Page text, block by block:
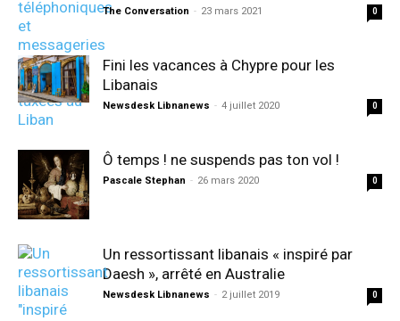
The Conversation - 23 mars 2021 0
Fini les vacances à Chypre pour les
Libanais
Newsdesk Libnanews - 4 juillet 2020 0
Ô temps ! ne suspends pas ton vol !
Pascale Stephan - 26 mars 2020 0
Un ressortissant libanais « inspiré par
Daesh », arrêté en Australie
Newsdesk Libnanews - 2 juillet 2019 0